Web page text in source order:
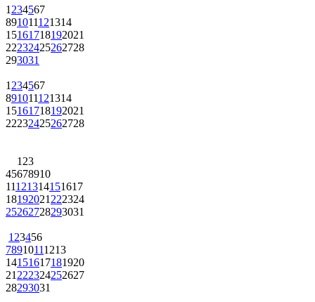
1 234567
891011121314
15161718192021
22232425262728
293031
1 234567
891011121314
15161718192021
22232425262728
1 23
45678910
11121314151617
18192021 222324
25262728293031
1 23456
78910111213
14151617181920
21 222324252627
28293031